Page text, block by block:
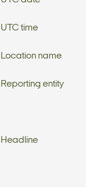
UTC time
Location name
Reporting entity
Headline